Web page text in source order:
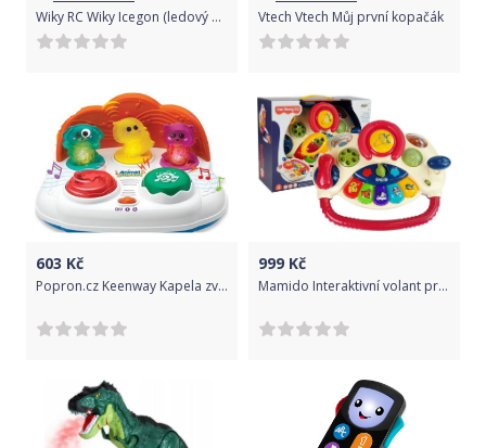
Wiky RC Wiky Icegon (ledový drak) s efekty RC 45 cm
Vtech Vtech Můj první kopačák
603 Kč
Popron.cz Keenway Kapela zvířátka
999 Kč
Mamido Interaktivní volant pro děti bílý